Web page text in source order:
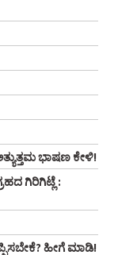
ಭಾಷಣ ಕೇಳಿ!
ಗಿರಿಗಿಟ್ಲೆ :
ಹೀಗೆ ಮಾಡಿ!